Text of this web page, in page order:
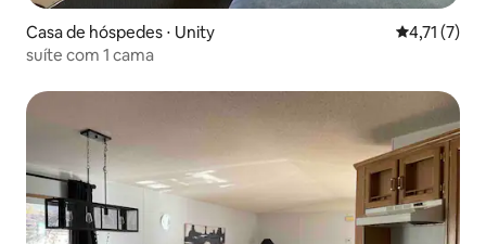
Casa de hóspedes ⋅ Unity 4,71 de
4,71 (7)
suíte com 1 cama